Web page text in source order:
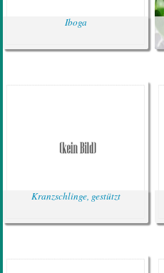
Iboga
Kranzschlinge, gestützt